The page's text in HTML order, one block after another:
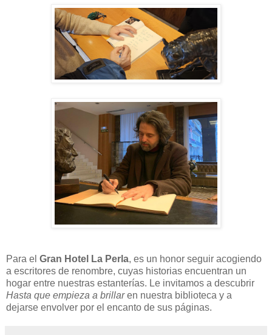
Para el Gran Hotel La Perla, es un honor seguir acogiendo
a escritores de renombre, cuyas historias encuentran un
hogar entre nuestras estanterías. Le invitamos a descubrir
Hasta que empieza a brillaren nuestra biblioteca y a
dejarse envolver por el encanto de sus páginas.